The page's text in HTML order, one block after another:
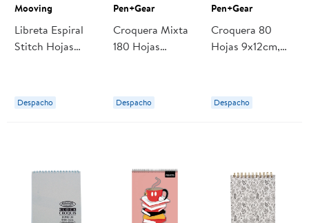
Mooving
Libreta Espiral
Stitch Hojas
Despacho
Pen+Gear
Croquera Mixta
180 Hojas
Despacho
Pen+Gear
Croquera 80
Hojas 9x12cm,
Despacho